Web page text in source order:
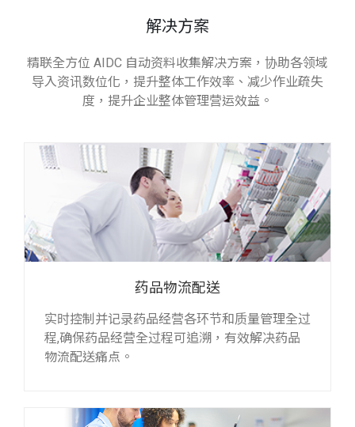
解决方案
精联全方位 AIDC 自动资料收集解决方案，协助各领域
导入资讯数位化，提升整体工作效率、减少作业疏失
度，提升企业整体管理营运效益。
药品物流配送
实时控制并记录药品经营各环节和质量管理全过
程,确保药品经营全过程可追溯，有效解决药品
物流配送痛点。